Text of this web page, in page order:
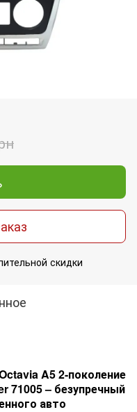
скидки
A5 2-поколение
71005 – безупречный
авто